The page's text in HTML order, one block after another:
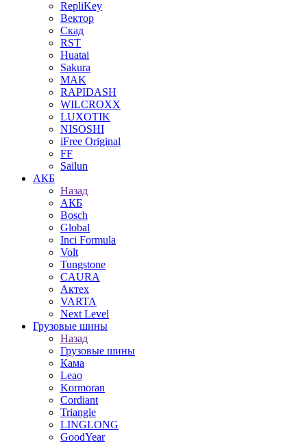
RepliKey
Вектор
Скад
RST
Huatai
Sakura
MAK
RAPIDASH
WILCROXX
LUXOTIK
NISOSHI
iFree Original
FF
Sailun
АКБ
Назад
АКБ
Bosch
Global
Inci Formula
Volt
Tungstone
CAURA
Актех
VARTA
Next Level
Грузовые шины
Назад
Грузовые шины
Кама
Leao
Kormoran
Cordiant
Triangle
LINGLONG
GoodYear